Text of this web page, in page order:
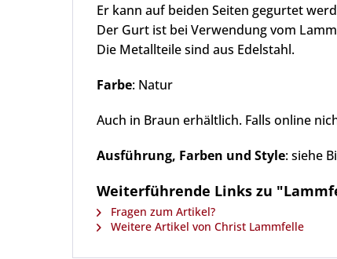
Er kann auf beiden Seiten gegurtet
Der Gurt ist bei Verwendung vom
Die Metallteile sind aus Edelstahl.
Farbe: Natur
Auch in Braun erhältlich. Falls online
Ausführung, Farben und Style: siehe
Weiterführende Links zu
Fragen zum Artikel?
Weitere Artikel von Christ Lammfelle